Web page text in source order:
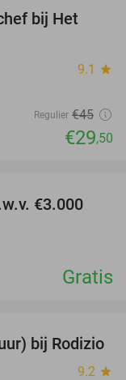
34%
bij Het
9.1 star
Regulier €45
€29,50
€3.000
Gratis
23%
bij Rodizio
9.2 star